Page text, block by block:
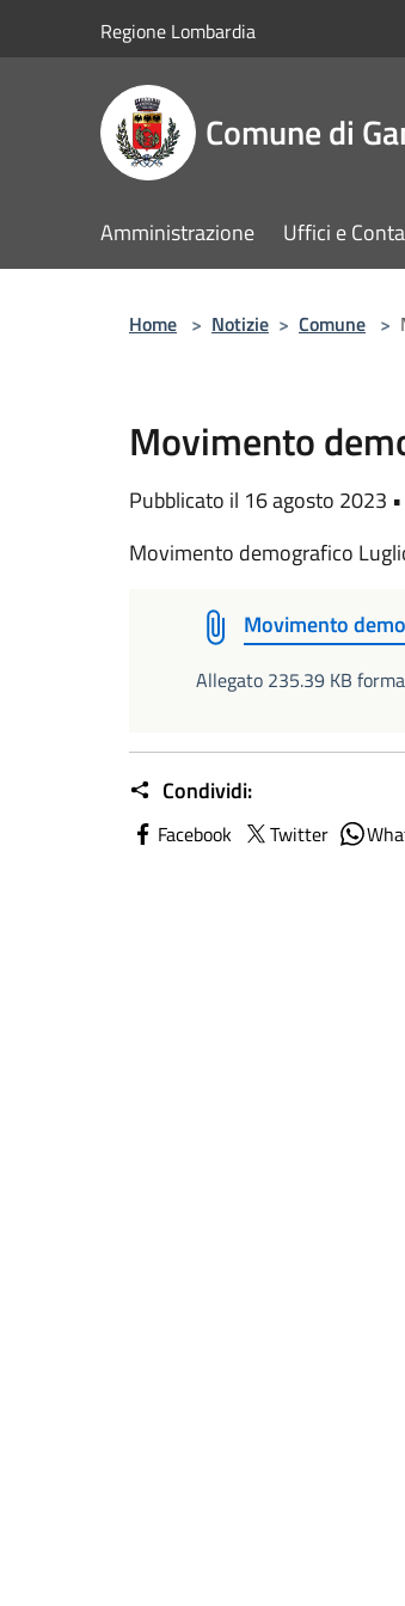
Regione Lombardia
Comune di
Amministrazione Uffici e
Home > Notizie > Comune >
Movimento
Pubblicato il 16 agosto 2023 •
Movimento demografico
Movimento
Allegato 235.39 KB
Condividi:
Facebook Twitter